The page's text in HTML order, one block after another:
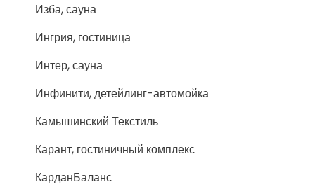
Изба, сауна
Ингрия, гостиница
Интер, сауна
Инфинити, детейлинг-автомойка
Камышинский Текстиль
Карант, гостиничный комплекс
КарданБаланс